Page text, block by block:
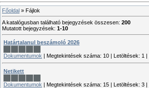
Főoldal » Fájlok
A katalógusban található bejegyzések összesen: 200
Mutatott bejegyzések: 1-10
Határtalanul beszámoló 2026
Dokumentumok | Megtekintések száma: 10 | Letöltések: 1 |
Netikett
Dokumentumok | Megtekintések száma: 15 | Letöltések: 3 |